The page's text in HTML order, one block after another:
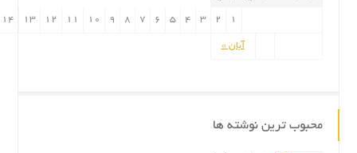
آبان »
1
2
3
4
5
6
7
8
9
10
11
12
13
14
محبوب ترین نوشته ها